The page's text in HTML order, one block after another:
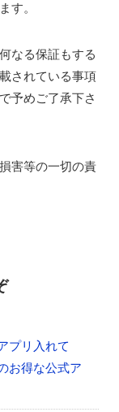
す。
なる保証もする
されている事項
予めご了承下さ
害等の一切の責
プリ入れて
お得な公式ア